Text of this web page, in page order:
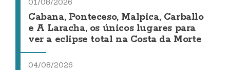
01/08/2026
Cabana, Ponteceso, Malpica, Carballo
e A Laracha, os únicos lugares para
ver a eclipse total na Costa da Morte
04/08/2026